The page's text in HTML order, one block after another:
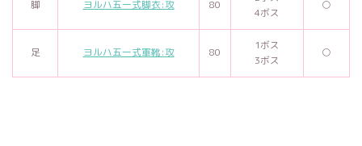
脚 ヨルハ五一式脚衣:攻 80
4ボス
○
足 ヨルハ五一式軍靴:攻 80
1ボス
3ボス
○